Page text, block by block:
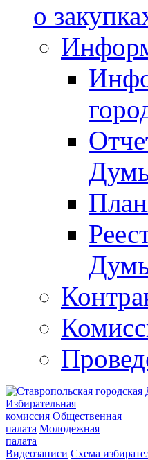
о
Избирательная
комиссия Общественная
палата Молодежная
палата
Видеозаписи Схема